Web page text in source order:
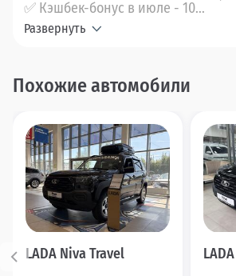
✅ Кэшбек-бонус в июле - 10...
Развернуть
Похожие автомобили
LADA Niva Travel